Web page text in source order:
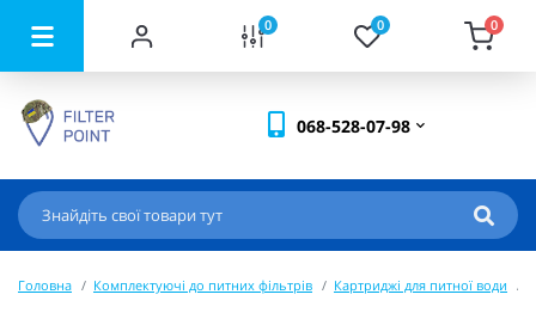
0 0 0
068-528-07-98
Головна Комплектуючі до питних фільтрів Картриджі для питної води